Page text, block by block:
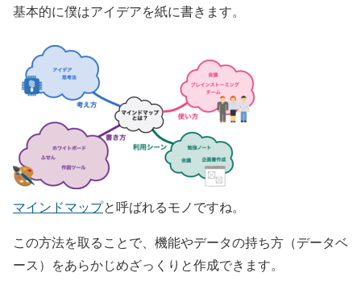
基本的に僕はアイデアを紙に書きます。
マインドマップと呼ばれるモノですね。
この方法を取ることで、機能やデータの持ち方（データベ
ース）をあらかじめざっくりと作成できます。